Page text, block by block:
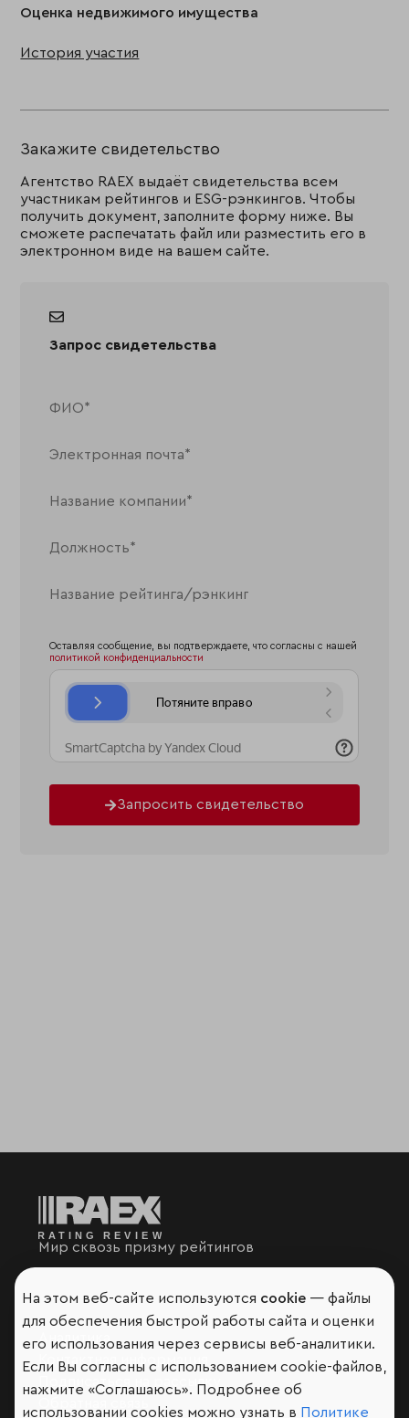
Оценка недвижимого имущества
История участия
Закажите свидетельство
Агентство RAEX выдаёт свидетельства всем
участникам рейтингов и ESG-рэнкингов. Чтобы
получить документ, заполните форму ниже. Вы
сможете распечатать файл или разместить его в
электронном виде на вашем сайте.
Запрос свидетельства
Оставляя сообщение, вы подтверждаете, что согласны с нашей
политикой конфиденциальности
Запросить свидетельство
Мир сквозь призму рейтингов
Аналитика
Контактная информация
Подписаться на рассылку
На этом веб-сайте используются cookie — файлы
для обеспечения быстрой работы сайта и оценки
его использования через сервисы веб-аналитики.
Если Вы согласны с использованием cookie-файлов,
нажмите «Соглашаюсь». Подробнее об
использовании cookies можно узнать в Политике